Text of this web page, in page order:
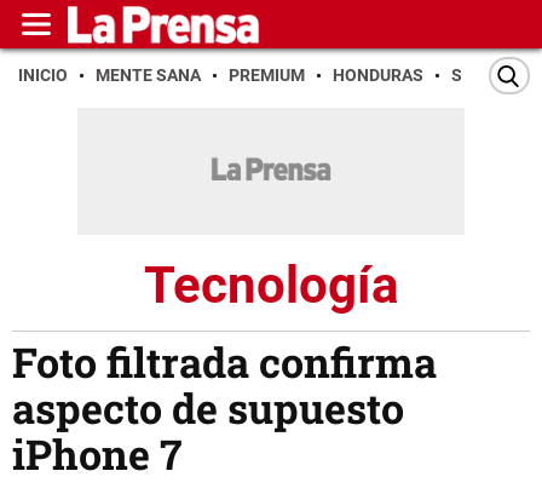
INICIO MENTE SANA PREMIUM HONDURAS SAN PEDRO
Tecnología
Foto filtrada confirma
aspecto de supuesto
iPhone 7